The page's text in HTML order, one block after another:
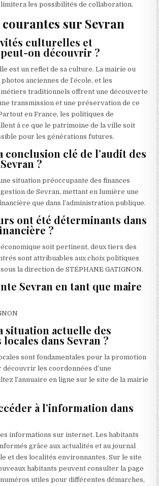
limitera les possibilités de collaboration.
sur Sevran
culturelles et
on découvrir ?
est un reflet de sa culture. La mairie ou
anciennes de l’école, et les
métiers traditionnels offrent une découverte
transmission et une préservation de ce
en France, les politiques de
à ce que le patrimoine de la ville soit
pour les générations futures.
conclusion clé de l’audit des
?
situation préoccupante des finances
de Sevran, mettant en lumière une
que dans l’administration publique.
ont été déterminants dans
?
soit pertinent, deux tiers des
sont attribuables aux choix politiques
la direction de STÉPHANE GATIGNON.
Sevran en tant que maire
situation actuelle des
dans Sevran ?
sont fondamentales pour la promotion
découvrir les coordonnées d’une
l’annuaire en ligne sur le site de la mairie
à l’information dans
informations sur internet. Les habitants
grâce aux actualités et au journal
et des localités environnantes. Sur le site
habitants peuvent consulter la page
utiles pour différentes démarches,